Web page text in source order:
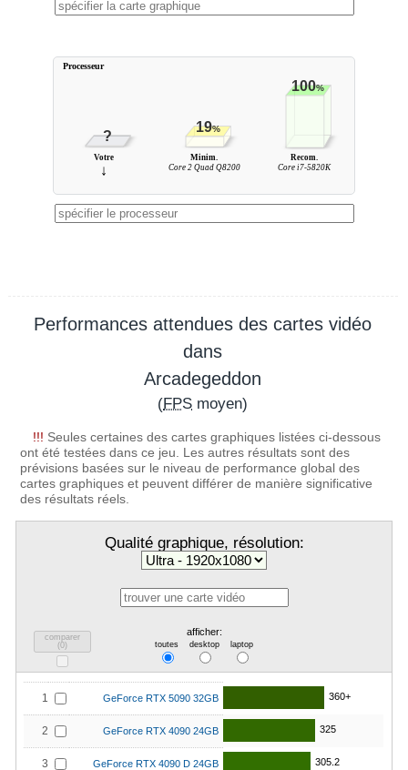
?
19%
100%
Votre
↓
Minim.
Core 2 Quad Q8200
Recom.
Core i7-5820K
Processeur
Performances attendues des cartes vidéo
dans
Arcadegeddon
(FPS moyen)
!!! Seules certaines des cartes graphiques listées ci-dessous
ont été testées dans ce jeu. Les autres résultats sont des
prévisions basées sur le niveau de performance global des
cartes graphiques et peuvent différer de manière significative
des résultats réels.
Qualité graphique, résolution:
comparer
(0)
afficher:
toutes desktop laptop
1 GeForce RTX 5090 32GB 360+
2 GeForce RTX 4090 24GB 325
3 GeForce RTX 4090 D 24GB 305.2